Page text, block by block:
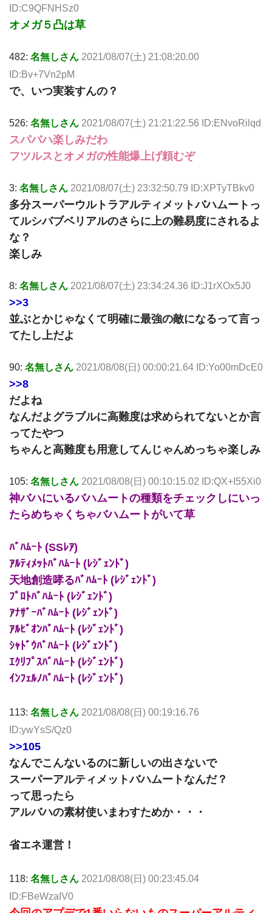
ID:C9QFNHSz0
オメガ５凸は草
482: 名無しさん 2021/08/07(土) 21:08:20.00
ID:Bv+7Vn2pM
で、いつ実装すんの？
526: 名無しさん 2021/08/07(土) 21:21:22.56 ID:ENvoRilqd
スパバハ楽しみだわ
フツルスとオメガの性能爆上げ頼むぞ
3: 名無しさん 2021/08/07(土) 23:32:50.79 ID:XPTyTBkv0
多分スーパーウルトラアルティメットバハムートっ
てルシバブベリアルのさらに上の難易度にされるよ
な？
楽しみ
8: 名無しさん 2021/08/07(土) 23:34:24.36 ID:J1rXOx5J0
>>3
並ぶとかじゃなくて明確に最強の敵になるって言っ
てたし上だよ
90: 名無しさん 2021/08/08(日) 00:00:21.64 ID:Yo00mDcE0
>>8
だよね
なんだよグラブルに高難度は求められてないとか言
ってたやつ
ちゃんと高難度も用意してんじゃんめっちゃ楽しみ
105: 名無しさん 2021/08/08(日) 00:10:15.02 ID:QX+I55Xi0
神バハにいるバハムートの種類をチェックしにいっ
たらめちゃくちゃバハムートがいて草
ﾊﾞﾊﾑｰﾄ (SSﾚｱ)
ｱﾙﾃｨﾒｯﾄﾊﾞﾊﾑｰﾄ (ﾚｼﾞｪﾝﾄﾞ)
天地創造哮るﾊﾞﾊﾑｰﾄ (ﾚｼﾞｪﾝﾄﾞ)
ﾌﾟﾛﾄﾊﾞﾊﾑｰﾄ (ﾚｼﾞｪﾝﾄﾞ)
ｱﾅｻﾞｰﾊﾞﾊﾑｰﾄ (ﾚｼﾞｪﾝﾄﾞ)
ｱﾙﾋﾞｵﾝﾊﾞﾊﾑｰﾄ (ﾚｼﾞｪﾝﾄﾞ)
ｼｬﾄﾞｳﾊﾞﾊﾑｰﾄ (ﾚｼﾞｪﾝﾄﾞ)
ｴｸﾘﾌﾟｽﾊﾞﾊﾑｰﾄ (ﾚｼﾞｪﾝﾄﾞ)
ｲﾝﾌｪﾙﾉﾊﾞﾊﾑｰﾄ (ﾚｼﾞｪﾝﾄﾞ)
113: 名無しさん 2021/08/08(日) 00:19:16.76
ID:ywYsS/Qz0
>>105
なんでこんないるのに新しいの出さないで
スーパーアルティメットバハムートなんだ？
って思ったら
アルバハの素材使いまわすためか・・・
省エネ運営！
118: 名無しさん 2021/08/08(日) 00:23:45.04
ID:FBeWzaIV0